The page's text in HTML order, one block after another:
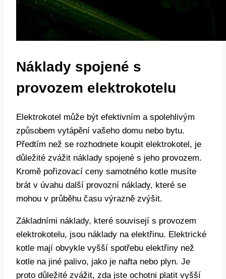
Náklady spojené s
provozem elektrokotelu
Elektrokotel⁣ může ⁣být efektivním a ‍spolehlivým
způsobem vytápění ‍vašeho domu nebo bytu.
Předtím než se rozhodnete ⁣koupit ⁤elektrokotel, je
důležité⁢ zvážit náklady spojené s jeho provozem.
Kromě ‍pořizovací ceny samotného‍ kotle ⁢musíte
brát v úvahu ‍další provozní náklady, které⁤ se
mohou v průběhu‌ času výrazně ​zvýšit.
Základními náklady, které​ souvisejí ⁢s ⁢provozem
⁢elektrokotelu, jsou ⁢náklady ​na elektřinu. ⁣Elektrické
kotle mají obvykle vyšší ‍spotřebu elektřiny než
kotle na jiné palivo, ​jako ‌je ⁣nafta nebo plyn. Je
proto ‍důležité zvážit, zda jste⁣ ochotni platit vyšší